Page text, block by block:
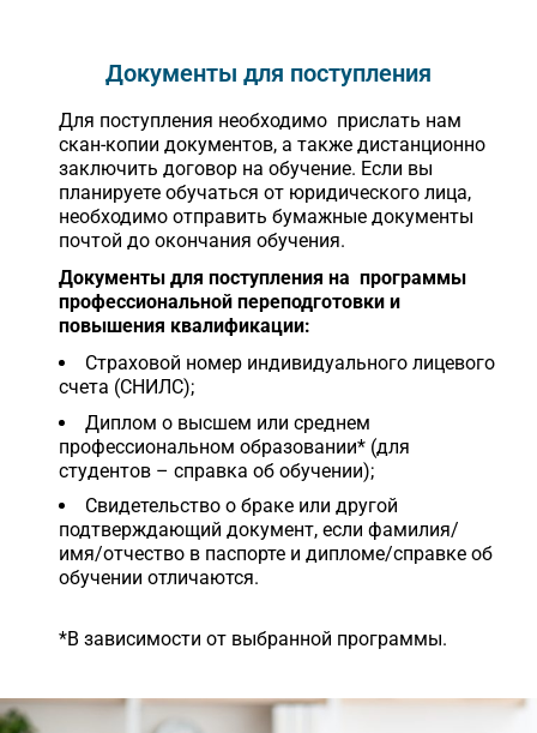
Документы для поступления
Для поступления необходимо прислать нам
скан-копии документов, а также дистанционно
заключить договор на обучение. Если вы
планируете обучаться от юридического лица,
необходимо отправить бумажные документы
почтой до окончания обучения.
Документы для поступления на программы
профессиональной переподготовки и
повышения квалификации:
Страховой номер индивидуального лицевого
счета (СНИЛС);
Диплом о высшем или среднем
профессиональном образовании* (для
студентов – справка об обучении);
Свидетельство о браке или другой
подтверждающий документ, если фамилия/
имя/отчество в паспорте и дипломе/справке об
обучении отличаются.
*В зависимости от выбранной программы.